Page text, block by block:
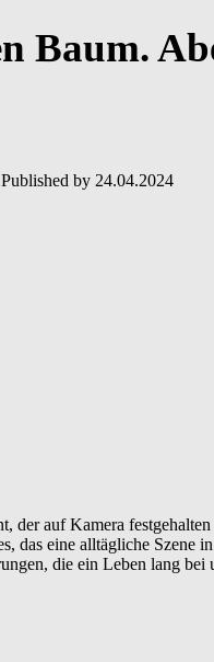
Baum.
Published by 24.04.2024
der auf Kamera
das eine alltägliche
die ein Leben lang bei